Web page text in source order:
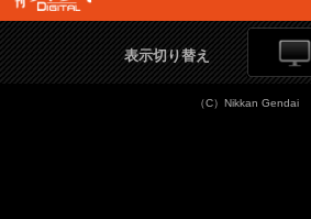
表示切り替え
（C）Nikkan Gendai